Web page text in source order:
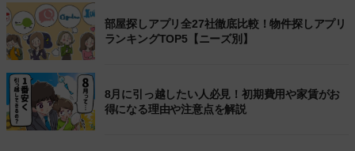
部屋探しアプリ全27社徹底比較！物件探しアプリ
ランキングTOP5【ニーズ別】
8月に引っ越したい人必見！初期費用や家賃がお
得になる理由や注意点を解説